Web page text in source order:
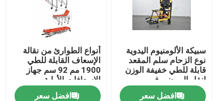
سبيكة الألومنيوم اليدوية
نوع الزحام سلم المقعد
قابلة للطي خفيفة الوزن
لنقل المرضى في
المستشفى
افضل سعر
أنواع الطوارئ من نقالة
الإسعاف القابلة للطي
1900 مم 92 سم جهاز
الإسعافات الأولية
افضل سعر